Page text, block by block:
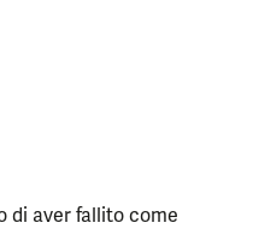
di aver fallito come